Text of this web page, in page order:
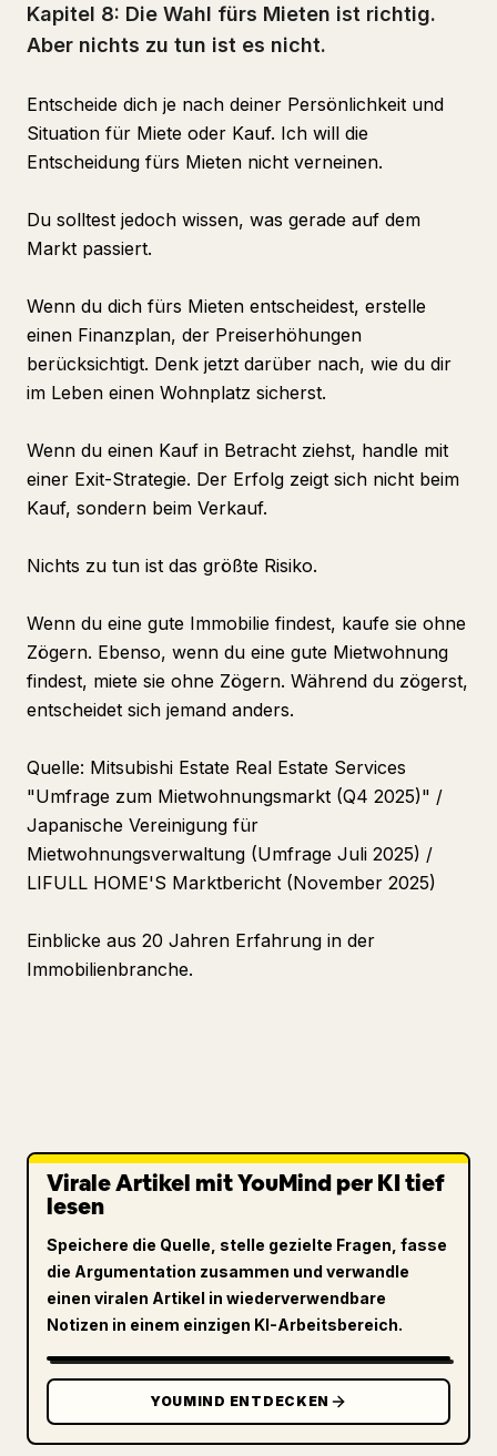
Kapitel 8: Die Wahl fürs Mieten ist richtig.
Aber nichts zu tun ist es nicht.
Entscheide dich je nach deiner Persönlichkeit und
Situation für Miete oder Kauf. Ich will die
Entscheidung fürs Mieten nicht verneinen.
Du solltest jedoch wissen, was gerade auf dem
Markt passiert.
Wenn du dich fürs Mieten entscheidest, erstelle
einen Finanzplan, der Preiserhöhungen
berücksichtigt. Denk jetzt darüber nach, wie du dir
im Leben einen Wohnplatz sicherst.
Wenn du einen Kauf in Betracht ziehst, handle mit
einer Exit-Strategie. Der Erfolg zeigt sich nicht beim
Kauf, sondern beim Verkauf.
Nichts zu tun ist das größte Risiko.
Wenn du eine gute Immobilie findest, kaufe sie ohne
Zögern. Ebenso, wenn du eine gute Mietwohnung
findest, miete sie ohne Zögern. Während du zögerst,
entscheidet sich jemand anders.
Quelle: Mitsubishi Estate Real Estate Services
"Umfrage zum Mietwohnungsmarkt (Q4 2025)" /
Japanische Vereinigung für
Mietwohnungsverwaltung (Umfrage Juli 2025) /
LIFULL HOME'S Marktbericht (November 2025)
Einblicke aus 20 Jahren Erfahrung in der
Immobilienbranche.
Virale Artikel mit YouMind per KI tief
lesen
Speichere die Quelle, stelle gezielte Fragen, fasse
die Argumentation zusammen und verwandle
einen viralen Artikel in wiederverwendbare
Notizen in einem einzigen KI-Arbeitsbereich.
YOUMIND ENTDECKEN